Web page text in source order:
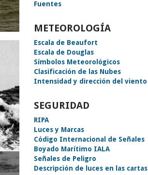
Fuentes
METEOROLOGÍA
Escala de Beaufort
Escala de Douglas
Símbolos Meteorológicos
Clasificación de las Nubes
Intensidad y dirección del viento
SEGURIDAD
RIPA
Luces y Marcas
Código Internacional de Señales
Boyado Marítimo IALA
Señales de Peligro
Descripción de luces en las cartas